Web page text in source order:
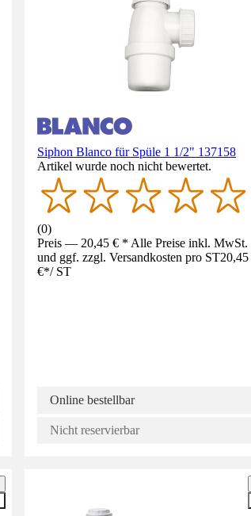
Siphon Blanco für Spüle 1 1/2" 137158
Artikel wurde noch nicht bewertet.
(0)
Preis — 20,45 € * Alle Preise inkl. MwSt.
und ggf. zzgl. Versandkosten pro ST20,45
€*/ ST
Online bestellbar
Nicht reservierbar